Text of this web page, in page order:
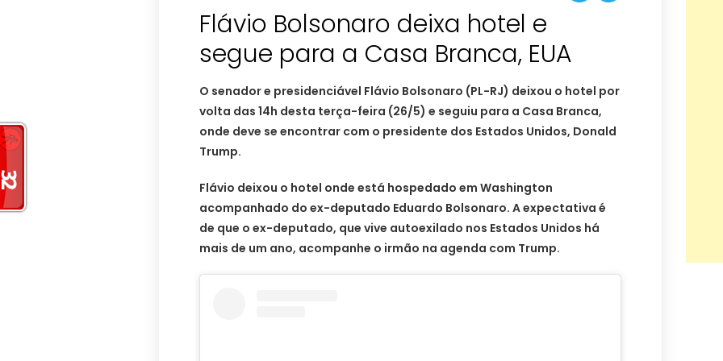
Flávio Bolsonaro deixa hotel e
segue para a Casa Branca, EUA
O senador e presidenciável Flávio Bolsonaro (PL-RJ) deixou o hotel por
volta das 14h desta terça-feira (26/5) e seguiu para a Casa Branca,
onde deve se encontrar com o presidente dos Estados Unidos, Donald
Trump.
Flávio deixou o hotel onde está hospedado em Washington
acompanhado do ex-deputado Eduardo Bolsonaro. A expectativa é
de que o ex-deputado, que vive autoexilado nos Estados Unidos há
mais de um ano, acompanhe o irmão na agenda com Trump.